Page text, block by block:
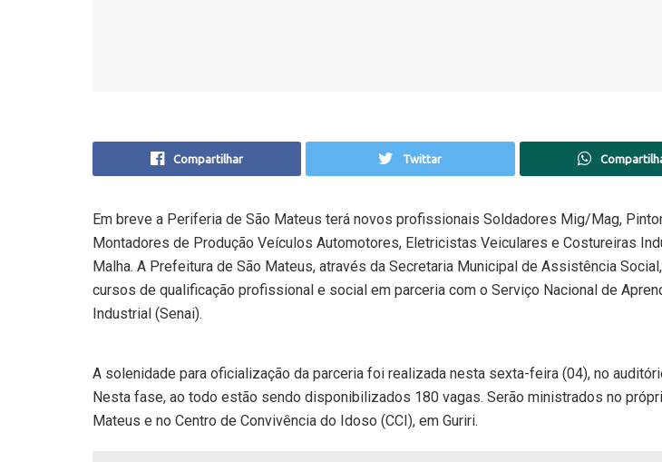
Compartilhar Twittar
Em breve a Periferia de São Mateus terá novos profissionais Soldadores Mig/Mag,
Montadores de Produção Veículos Automotores, Eletricistas Veiculares e Costureiras
Malha. A Prefeitura de São Mateus, através da Secretaria Municipal de Assistência
cursos de qualificação profissional e social em parceria com o Serviço Nacional de
Industrial (Senai).
A solenidade para oficialização da parceria foi realizada nesta sexta-feira (04), no
Nesta fase, ao todo estão sendo disponibilizados 180 vagas. Serão ministrados no
Mateus e no Centro de Convivência do Idoso (CCI), em Guriri.